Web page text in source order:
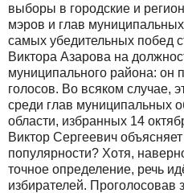
выборы в городские и
мэров и глав
самых убедительных побед
Виктора Азарова на
муниципального района: он
голосов. Во всяком случае,
среди глав муниципальных
области, избранных 14
Виктор Сергеевич
популярности? Хотя,
точное определение, речь
избирателей. Проголосовав